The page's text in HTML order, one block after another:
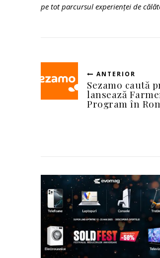
pe tot parcursul experienței de
ANTERIOR
Sezamo caută
lansează
Program în